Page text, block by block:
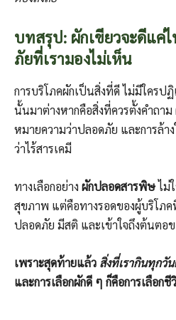
บทสรุป: ผักเขียวจะดีแค่
ภัยที่เรามองไม่เห็น
การบริโภคผักเป็นสิ่งที่ดี ไม่มีใครป
นั้นมาต่างหากคือสิ่งที่ควรตั้งคำถาม
หมายความว่าปลอดภัย และการล้า
ว่าไร้สารเคมี
ทางเลือกอย่าง ผักปลอดสารพิษไม่
สุขภาพ แต่คือทางรอดของผู้บริโภค
ปลอดภัย มีสติ และเข้าใจถึงต้นตอข
เพราะสุดท้ายแล้ว สิ่งที่เรากินทุกวั
และการเลือกผักดี ๆ ก็คือการเลือก